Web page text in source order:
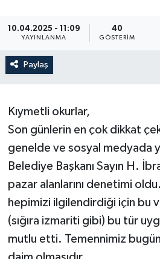
10.04.2025 - 11:09
YAYINLANMA
40
GÖSTERIM
Paylaş
Kıymetli okurlar,
Son günlerin en çok dikkat
genelde ve sosyal medyada
Belediye Başkanı Sayın H.
pazar alanlarını denetimi
hepimizi ilgilendirdiği için bu
(sığıra izmariti gibi) bu tür
mutlu etti. Temennimiz
EĞİTİM
İLÇELER
OTOPARK
TEKNOLOJİ
Haber Arşivi